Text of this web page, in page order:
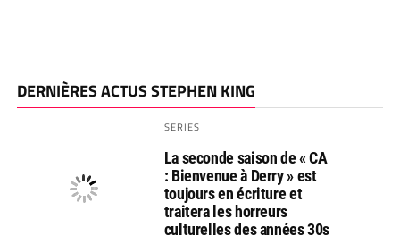
DERNIÈRES ACTUS STEPHEN KING
SERIES
La seconde saison de « CA
: Bienvenue à Derry » est
toujours en écriture et
traitera les horreurs
culturelles des années 30s